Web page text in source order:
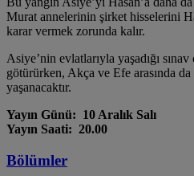
Murat annelerinin şirket hisselerini
karar vermek zorunda kalır.
Asiye’nin evlatlarıyla yaşadığı
götürürken, Akça ve Efe arasında
yaşanacaktır.
Yayın Günü: 10 Aralık Salı
Yayın Saati: 20.00
Bölümler